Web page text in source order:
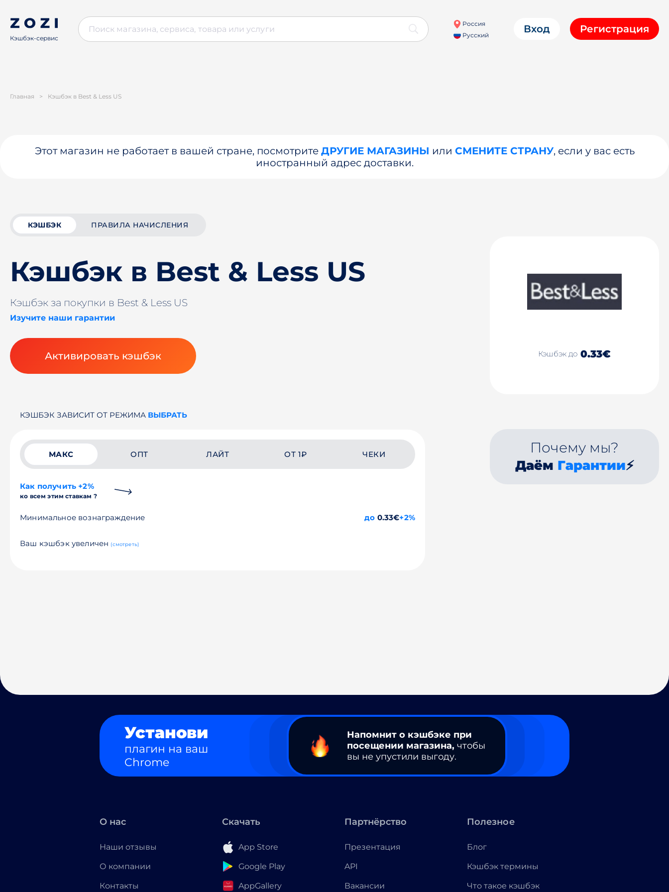
Кэшбэк-сервис
Россия
Русский
Вход Регистрация
Главная > Кэшбэк в Best & Less US
Этот магазин не работает в вашей стране, посмотрите ДРУГИЕ МАГАЗИНЫ или СМЕНИТЕ СТРАНУ, если у вас есть
иностранный адрес доставки.
КЭШБЭК ПРАВИЛА НАЧИСЛЕНИЯ
Кэшбэк в Best & Less US
Кэшбэк за покупки в Best & Less US
Изучите наши гарантии
Активировать кэшбэк Кэшбэк до 0.33€
КЭШБЭК ЗАВИСИТ ОТ РЕЖИМА ВЫБРАТЬ
МАКС ОПТ ЛАЙТ ОТ 1₽ ЧЕКИ
Как получить +2%
ко всем этим ставкам ?
Минимальное вознаграждение до 0.33€+2%
Ваш кэшбэк увеличен (смотреть)
Почему мы?
Даём Гарантии⚡
Установи
плагин на ваш
Chrome
Напомнит о кэшбэке при
посещении магазина, чтобы
вы не упустили выгоду.
О нас
Наши отзывы
О компании
Контакты
Скачать
App Store
Google Play
AppGallery
Партнёрство
Презентация
API
Вакансии
Полезное
Блог
Кэшбэк термины
Что такое кэшбэк